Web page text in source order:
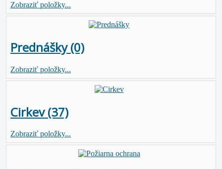
Zobraziť položky...
Prednášky (0)
Zobraziť položky...
Cirkev (37)
Zobraziť položky...